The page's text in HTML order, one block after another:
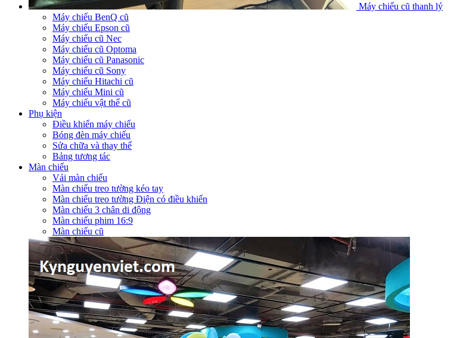
Máy chiếu cũ thanh lý
Máy chiếu BenQ cũ
Máy chiếu Epson cũ
Máy chiếu cũ Nec
Máy chiếu cũ Optoma
Máy chiếu cũ Panasonic
Máy chiếu cũ Sony
Máy chiếu Hitachi cũ
Máy chiếu Mini cũ
Máy chiếu vật thể cũ
Phụ kiện
Điều khiển máy chiếu
Bóng đèn máy chiếu
Sửa chữa và thay thế
Bảng tương tác
Màn chiếu
Vải màn chiếu
Màn chiếu treo tường kéo tay
Màn chiếu treo tường Điện có điều khiển
Màn chiếu 3 chân di động
Màn chiếu phim 16:9
Màn chiếu cũ